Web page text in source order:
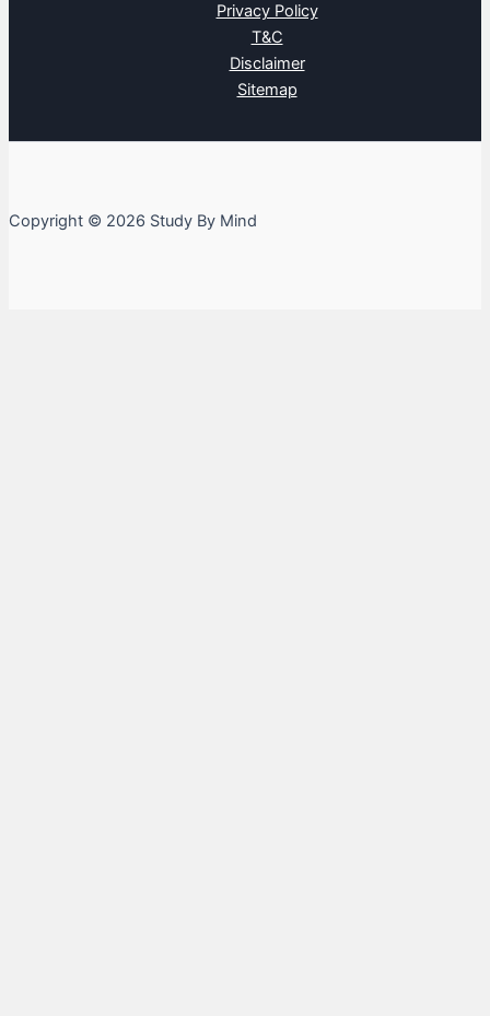
Privacy Policy
T&C
Disclaimer
Sitemap
Copyright © 2026 Study By Mind